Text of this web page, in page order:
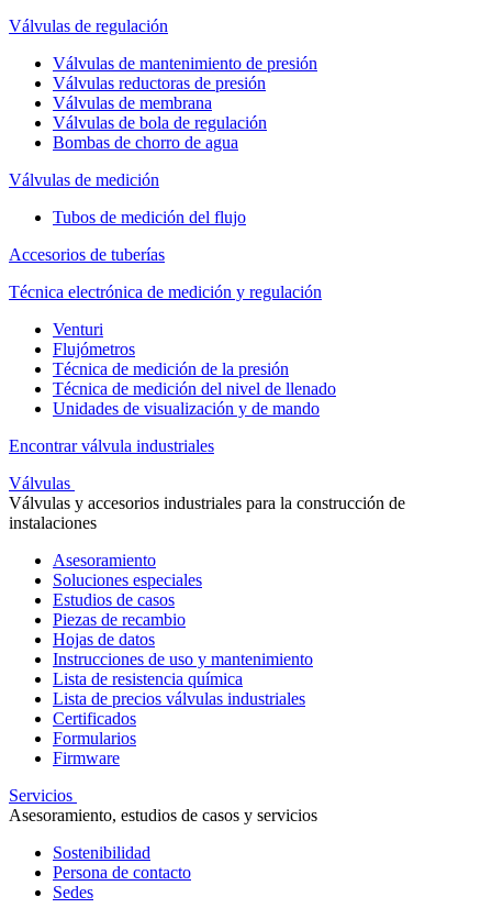
Válvulas de regulación
Válvulas de mantenimiento de presión
Válvulas reductoras de presión
Válvulas de membrana
Válvulas de bola de regulación
Bombas de chorro de agua
Válvulas de medición
Tubos de medición del flujo
Accesorios de tuberías
Técnica electrónica de medición y regulación
Venturi
Flujómetros
Técnica de medición de la presión
Técnica de medición del nivel de llenado
Unidades de visualización y de mando
Encontrar válvula industriales
Válvulas
Válvulas y accesorios industriales para la construcción de
instalaciones
Asesoramiento
Soluciones especiales
Estudios de casos
Piezas de recambio
Hojas de datos
Instrucciones de uso y mantenimiento
Lista de resistencia química
Lista de precios válvulas industriales
Certificados
Formularios
Firmware
Servicios
Asesoramiento, estudios de casos y servicios
Sostenibilidad
Persona de contacto
Sedes